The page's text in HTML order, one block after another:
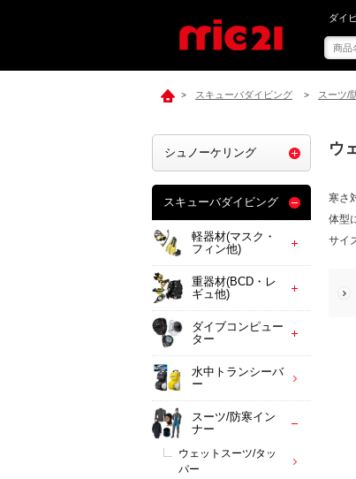
ダイ
> スキューバダイビング > スーツ/
ウ
寒さ
体型
サイ
シュノーケリング
スキューバダイビング
軽器材(マスク・
フィン他)
重器材(BCD・レ
ギュ他)
ダイブコンピュー
ター
水中トランシーバ
ー
スーツ/防寒イン
ナー
ウェットスーツ/タッ
パー